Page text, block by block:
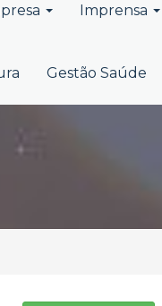
Imprensa
Gestão Saúde